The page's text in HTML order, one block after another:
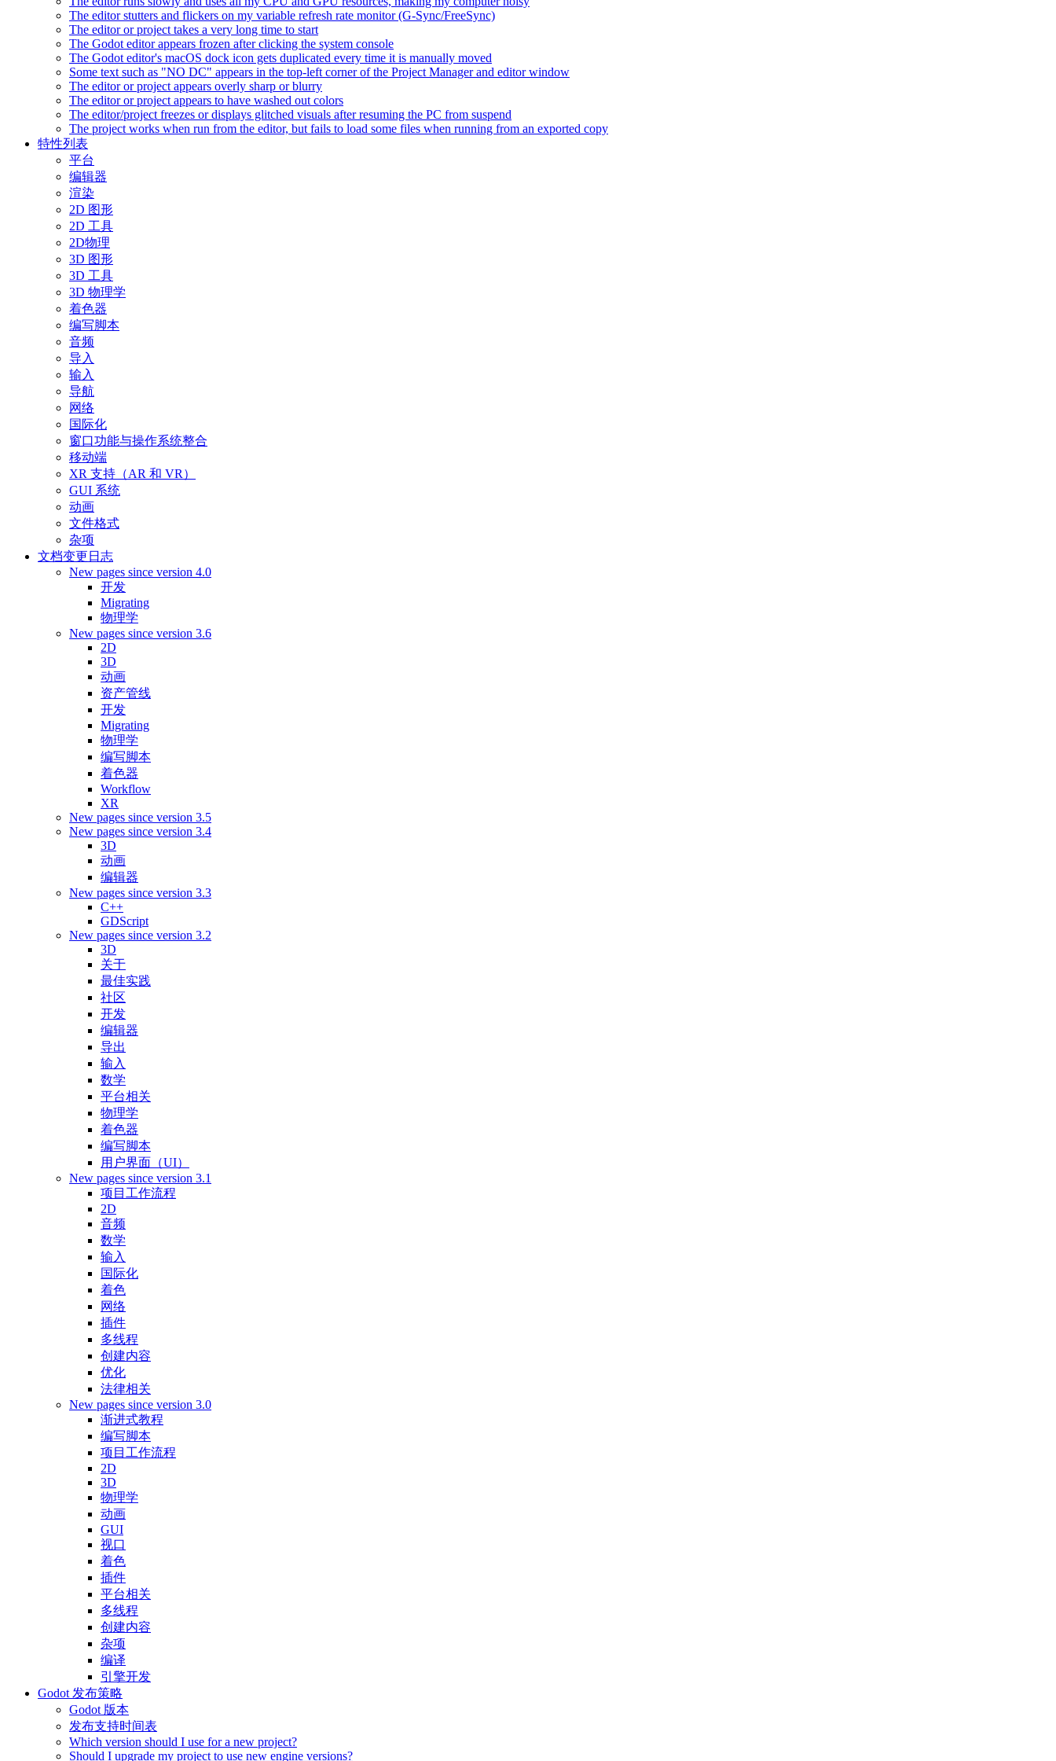
The editor stutters and flickers on my variable refresh rate monitor (G-Sync/FreeSync)
The editor or project takes a very long time to start
The Godot editor appears frozen after clicking the system console
The Godot editor's macOS dock icon gets duplicated every time it is manually moved
Some text such as "NO DC" appears in the top-left corner of the Project Manager and editor window
The editor or project appears overly sharp or blurry
The editor or project appears to have washed out colors
The editor/project freezes or displays glitched visuals after resuming the PC from suspend
The project works when run from the editor, but fails to load some files when running from an exported copy
特性列表
平台
编辑器
渲染
2D 图形
2D 工具
2D物理
3D 图形
3D 工具
3D 物理学
着色器
编写脚本
音频
导入
输入
导航
网络
国际化
窗口功能与操作系统整合
移动端
XR 支持（AR 和 VR）
GUI 系统
动画
文件格式
杂项
文档变更日志
New pages since version 4.0
开发
Migrating
物理学
New pages since version 3.6
2D
3D
动画
资产管线
开发
Migrating
物理学
编写脚本
着色器
Workflow
XR
New pages since version 3.5
New pages since version 3.4
3D
动画
编辑器
New pages since version 3.3
C++
GDScript
New pages since version 3.2
3D
关于
最佳实践
社区
开发
编辑器
导出
输入
数学
平台相关
物理学
着色器
编写脚本
用户界面（UI）
New pages since version 3.1
项目工作流程
2D
音频
数学
输入
国际化
着色
网络
插件
多线程
创建内容
优化
法律相关
New pages since version 3.0
渐进式教程
编写脚本
项目工作流程
2D
3D
物理学
动画
GUI
视口
着色
插件
平台相关
多线程
创建内容
杂项
编译
引擎开发
Godot 发布策略
Godot 版本
发布支持时间表
Which version should I use for a new project?
Should I upgrade my project to use new engine versions?